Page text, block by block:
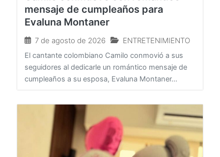
Camilo conmueve con romántico
mensaje de cumpleaños para
7 de agosto de 2026 ENTRETENIMIENTO
El cantante colombiano Camilo conmovió a sus
seguidores al dedicarle un romántico mensaje de
cumpleaños a su esposa, Evaluna Montaner...